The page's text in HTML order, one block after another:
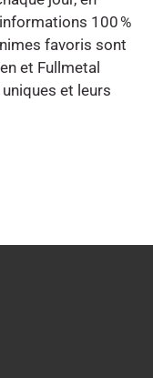
100 %
favoris sont
et Fullmetal
et leurs